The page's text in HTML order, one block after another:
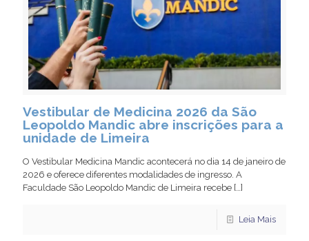
Vestibular de Medicina 2026 da São
Leopoldo Mandic abre inscrições para a
unidade de Limeira
O Vestibular Medicina Mandic acontecerá no dia 14 de janeiro de
2026 e oferece diferentes modalidades de ingresso. A
Faculdade São Leopoldo Mandic de Limeira recebe […]
Leia Mais